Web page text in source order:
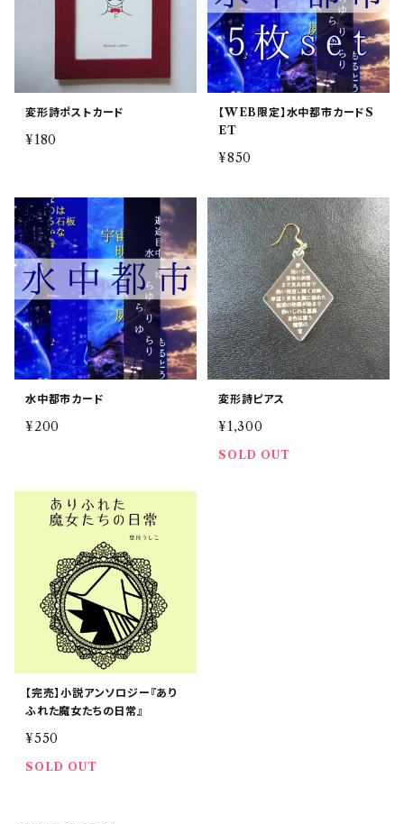
変形詩ポストカード
¥180
【WEB限定】水中都市カードS
ET
¥850
水中都市カード
¥200
変形詩ピアス
¥1,300
SOLD OUT
【完売】小説アンソロジー『あり
ふれた魔女たちの日常』
¥550
SOLD OUT